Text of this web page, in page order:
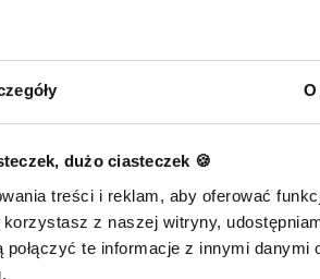
dużo ciasteczek 🍪
treści i reklam, aby oferować
z naszej witryny,
te informacje z innymi danymi
Produkt został
ścinek, tak aby każdy
się od prezentowanego
Pielęgnacja
PODSTAWOWE ZASADY
1. Wyroby ze skór oraz